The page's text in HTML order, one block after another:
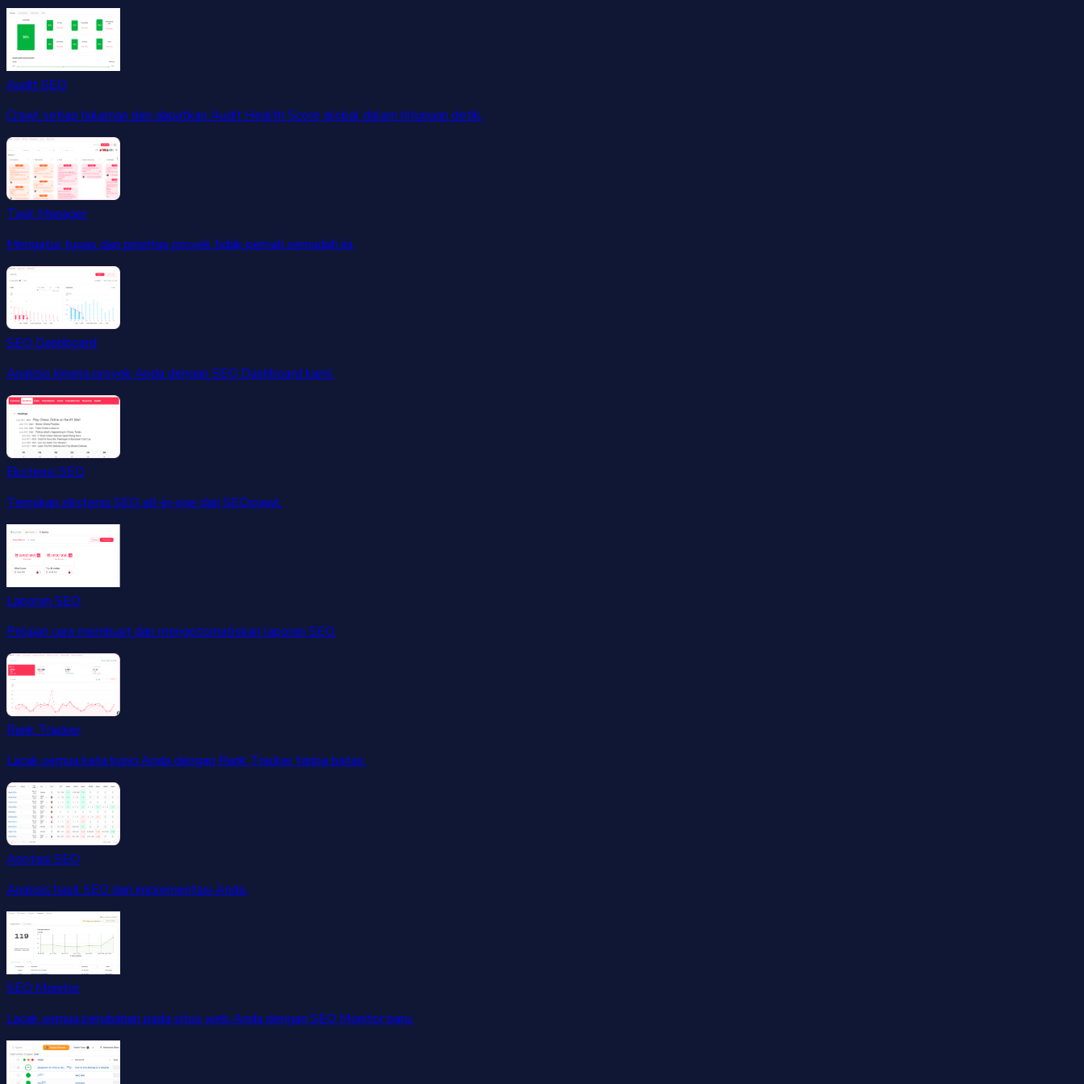
Audit SEO
Crawl setiap halaman dan dapatkan Audit Health Score global dalam hitungan detik.
Task Manager
Mengatur tugas dan prioritas proyek tidak pernah semudah ini.
SEO Dashboard
Analisis kinerja proyek Anda dengan SEO Dashboard kami.
Ekstensi SEO
Temukan ekstensi SEO all-in-one dari SEOcrawl.
Laporan SEO
Pelajari cara membuat dan mengotomatiskan laporan SEO.
Rank Tracker
Lacak semua kata kunci Anda dengan Rank Tracker tanpa batas.
Anotasi SEO
Analisis hasil SEO dari implementasi Anda.
SEO Monitor
Lacak semua perubahan pada situs web Anda dengan SEO Monitor baru.